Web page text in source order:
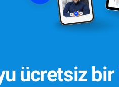
ücretsiz